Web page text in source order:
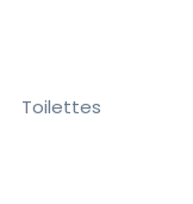
Toilettes